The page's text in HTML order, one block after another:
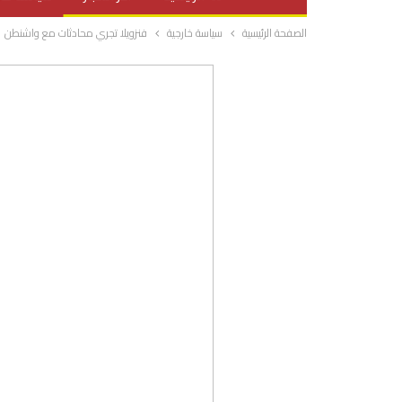
صحة وتغذية
المرأة والحياة الصفحة الرئيسية سياسة خارجية فنزويلا تجري محادثات مع واشنطن